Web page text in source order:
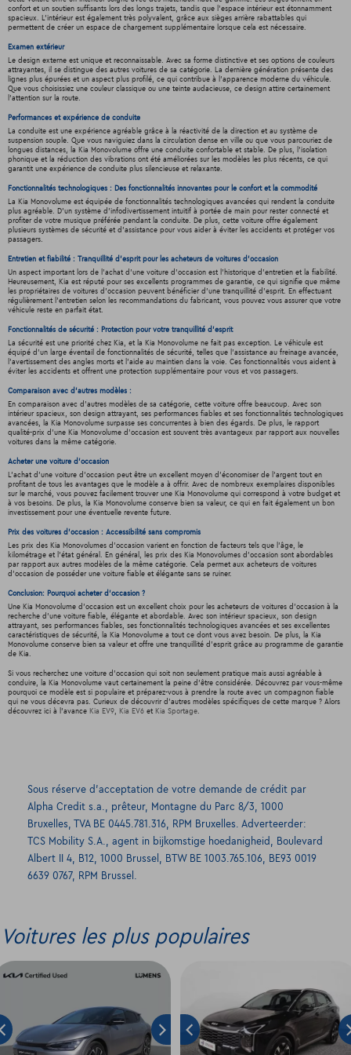
confort et un soutien suffisants lors des longs trajets, tandis que l'espace intérieur est étonnamment
spacieux. L'intérieur est également très polyvalent, grâce aux sièges arrière rabattables qui
permettent de créer un espace de chargement supplémentaire lorsque cela est nécessaire.
Examen extérieur
Le design externe est unique et reconnaissable. Avec sa forme distinctive et ses options de couleurs
attrayantes, il se distingue des autres voitures de sa catégorie. La dernière génération présente des
lignes plus épurées et un aspect plus profilé, ce qui contribue à l'apparence moderne du véhicule.
Que vous choisissiez une couleur classique ou une teinte audacieuse, ce design attire certainement
l'attention sur la route.
Performances et expérience de conduite
La conduite est une expérience agréable grâce à la réactivité de la direction et au système de
suspension souple. Que vous naviguiez dans la circulation dense en ville ou que vous parcouriez de
longues distances, la Kia Monovolume offre une conduite confortable et stable. De plus, l'isolation
phonique et la réduction des vibrations ont été améliorées sur les modèles les plus récents, ce qui
garantit une expérience de conduite plus silencieuse et relaxante.
Fonctionnalités technologiques : Des fonctionnalités innovantes pour le confort et la commodité
La Kia Monovolume est équipée de fonctionnalités technologiques avancées qui rendent la conduite
plus agréable. D'un système d'infodivertissement intuitif à portée de main pour rester connecté et
profiter de votre musique préférée pendant la conduite. De plus, cette voiture offre également
plusieurs systèmes de sécurité et d'assistance pour vous aider à éviter les accidents et protéger vos
passagers.
Entretien et fiabilité : Tranquillité d'esprit pour les acheteurs de voitures d'occasion
Un aspect important lors de l'achat d'une voiture d'occasion est l'historique d'entretien et la fiabilité.
Heureusement, Kia est réputé pour ses excellents programmes de garantie, ce qui signifie que même
les propriétaires de voitures d'occasion peuvent bénéficier d'une tranquillité d'esprit. En effectuant
régulièrement l'entretien selon les recommandations du fabricant, vous pouvez vous assurer que votre
véhicule reste en parfait état.
Fonctionnalités de sécurité : Protection pour votre tranquillité d'esprit
La sécurité est une priorité chez Kia, et la Kia Monovolume ne fait pas exception. Le véhicule est
équipé d'un large éventail de fonctionnalités de sécurité, telles que l'assistance au freinage avancée,
l'avertissement des angles morts et l'aide au maintien dans la voie. Ces fonctionnalités vous aident à
éviter les accidents et offrent une protection supplémentaire pour vous et vos passagers.
Comparaison avec d'autres modèles :
En comparaison avec d'autres modèles de sa catégorie, cette voiture offre beaucoup. Avec son
intérieur spacieux, son design attrayant, ses performances fiables et ses fonctionnalités technologiques
avancées, la Kia Monovolume surpasse ses concurrentes à bien des égards. De plus, le rapport
qualité-prix d'une Kia Monovolume d'occasion est souvent très avantageux par rapport aux nouvelles
voitures dans la même catégorie.
Acheter une voiture d'occasion
L'achat d'une voiture d'occasion peut être un excellent moyen d'économiser de l'argent tout en
profitant de tous les avantages que le modèle a à offrir. Avec de nombreux exemplaires disponibles
sur le marché, vous pouvez facilement trouver une Kia Monovolume qui correspond à votre budget et
à vos besoins. De plus, la Kia Monovolume conserve bien sa valeur, ce qui en fait également un bon
investissement pour une éventuelle revente future.
Prix des voitures d'occasion : Accessibilité sans compromis
Les prix des Kia Monovolumes d'occasion varient en fonction de facteurs tels que l'âge, le
kilométrage et l'état général. En général, les prix des Kia Monovolumes d'occasion sont abordables
par rapport aux autres modèles de la même catégorie. Cela permet aux acheteurs de voitures
d'occasion de posséder une voiture fiable et élégante sans se ruiner.
Conclusion: Pourquoi acheter d'occasion ?
Une Kia Monovolume d'occasion est un excellent choix pour les acheteurs de voitures d'occasion à la
recherche d'une voiture fiable, élégante et abordable. Avec son intérieur spacieux, son design
attrayant, ses performances fiables, ses fonctionnalités technologiques avancées et ses excellentes
caractéristiques de sécurité, la Kia Monovolume a tout ce dont vous avez besoin. De plus, la Kia
Monovolume conserve bien sa valeur et offre une tranquillité d'esprit grâce au programme de garantie
de Kia.
Si vous recherchez une voiture d'occasion qui soit non seulement pratique mais aussi agréable à
conduire, la Kia Monovolume vaut certainement la peine d'être considérée. Découvrez par vous-même
pourquoi ce modèle est si populaire et préparez-vous à prendre la route avec un compagnon fiable
qui ne vous décevra pas. Curieux de découvrir d'autres modèles spécifiques de cette marque ? Alors
découvrez ici à l'avance Kia EV9, Kia EV6et Kia Sportage.
Sous réserve d’acceptation de votre demande de crédit par
Alpha Credit s.a., prêteur, Montagne du Parc 8/3, 1000
Bruxelles, TVA BE 0445.781.316, RPM Bruxelles. Adverteerder:
TCS Mobility S.A., agent in bijkomstige hoedanigheid, Boulevard
Albert II 4, B12, 1000 Brussel, BTW BE 1003.765.106, BE93 0019
6639 0767, RPM Brussel.
Voitures les plus populaires